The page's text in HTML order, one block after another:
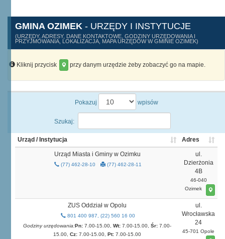
GMINA OZIMEK - URZĘDY I INSTYTUCJE
(URZĘDY, ADRESY, DANE KONTAKTOWE, GODZINY URZĘDOWANIA I
PRZYJMOWANIA, LOKALIZACJA, MAPA URZĘDÓW W GMINIE OZIMEK)
Kliknij przycisk przy danym urzędzie żeby zobaczyć go na mapie.
Pokazuj wpisów
Szukaj:
Urząd / Instytucja Adres
Urząd Miasta i Gminy w Ozimku
(77) 462-28-10 (77) 462-28-11
ul.
Dzierżonia
4B
46-040
Ozimek
ZUS Oddział w Opolu
801 400 987, (22) 560 16 00
Godziny urzędowania:Pn: 7.00-15.00, Wt: 7.00-15.00, Śr: 7.00-
15.00, Cz: 7.00-15.00, Pt: 7.00-15.00
ul.
Wrocławska
24
45-701 Opole